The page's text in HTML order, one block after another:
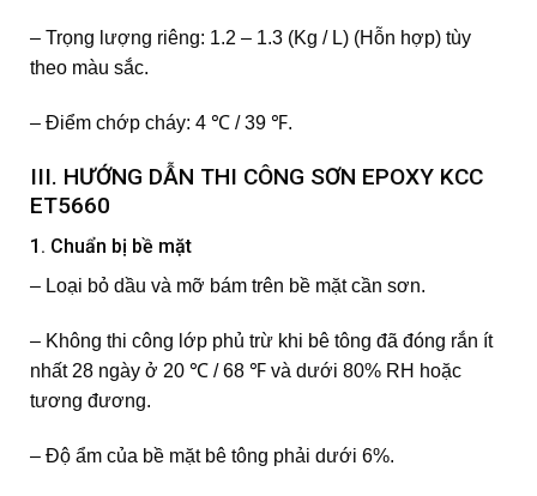
– Trọng lượng riêng: 1.2 – 1.3 (Kg / L) (Hỗn hợp) tùy
theo màu sắc.
– Điểm chớp cháy: 4 ℃ / 39 ℉.
III. HƯỚNG DẪN THI CÔNG SƠN EPOXY KCC
ET5660
1. Chuẩn bị bề mặt
– Loại bỏ dầu và mỡ bám trên bề mặt cần sơn.
– Không thi công lớp phủ trừ khi bê tông đã đóng rắn ít
nhất 28 ngày ở 20 ℃ / 68 ℉ và dưới 80% RH hoặc
tương đương.
– Độ ẩm của bề mặt bê tông phải dưới 6%.